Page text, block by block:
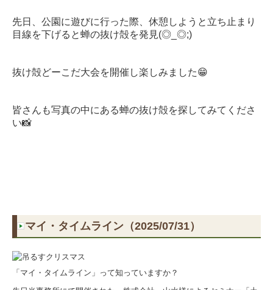
先日、公園に遊びに行った際、休憩しようと立ち止まり
目線を下げると蝉の抜け殻を発見(◎_◎;)
抜け殻どーこだ大会を開催し楽しみました😁
皆さんも写真の中にある蝉の抜け殻を探してみてくださ
い📸
マイ・タイムライン（2025/07/31）
「マイ・タイムライン」って知っていますか？